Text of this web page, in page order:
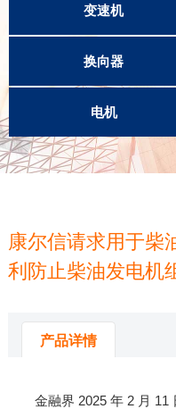
变速机
换向器
电机
康尔信请求用于柴
利防止柴油发电机
产品详情
金融界 2025 年 2 月 11